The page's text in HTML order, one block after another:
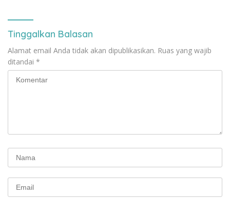
Tinggalkan Balasan
Alamat email Anda tidak akan dipublikasikan. Ruas yang wajib
ditandai *